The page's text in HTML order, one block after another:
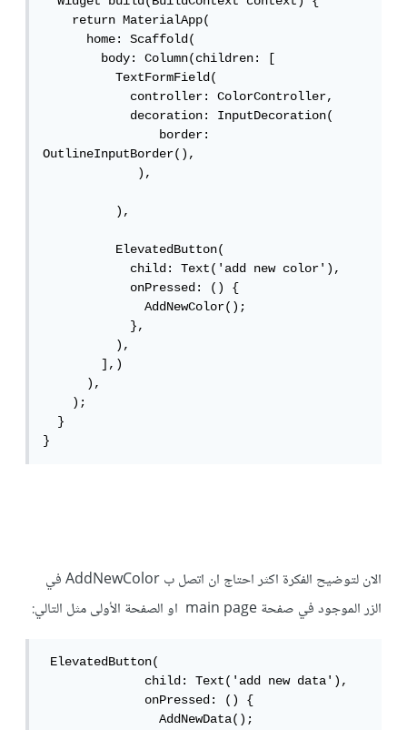
    return MaterialApp(
      home: Scaffold(
        body: Column(children: [
          TextFormField(
            controller: ColorController,
            decoration: InputDecoration(
                border:
OutlineInputBorder(),
             ),
          ),
          ElevatedButton(
            child: Text('add new color'),
            onPressed: () {
              AddNewColor();
            },
          ),
        ],)
      ),
    );
  }
}
الان لتوضيح الفكرة اكثر احتاج ان اتصل ب AddNewColor في
الزر الموجود في صفحة main page او الصفحة الأولى مثل التالي:
ElevatedButton(
              child: Text('add new data'),
              onPressed: () {
                AddNewData();